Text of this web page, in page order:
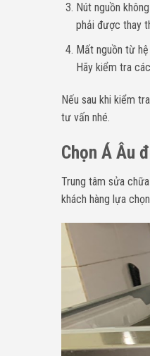
Nút nguồn
phải được thay
Mất nguồn từ
Hãy kiểm tra
Nếu sau khi kiểm
tư vấn nhé.
Chọn Á Âu
Trung tâm sửa
khách hàng lựa